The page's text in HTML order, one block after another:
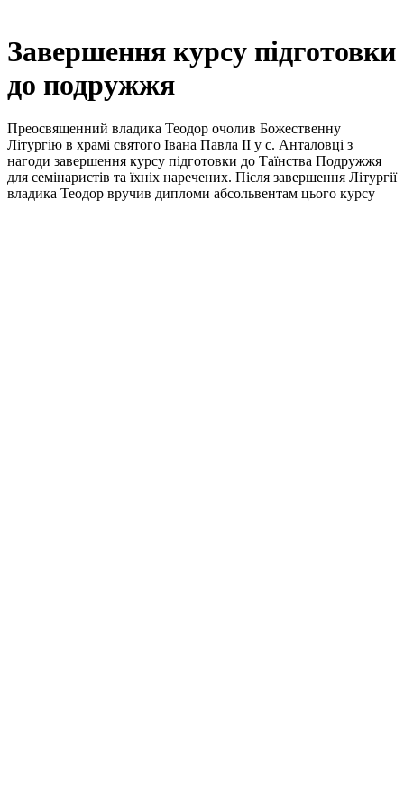
Завершення курсу підготовки
до подружжя
Преосвященний владика Теодор очолив Божественну
Літургію в храмі святого Івана Павла ІІ у с. Анталовці з
нагоди завершення курсу підготовки до Таїнства Подружжя
для семінаристів та їхніх наречених. Після завершення Літургії
владика Теодор вручив дипломи абсольвентам цього курсу